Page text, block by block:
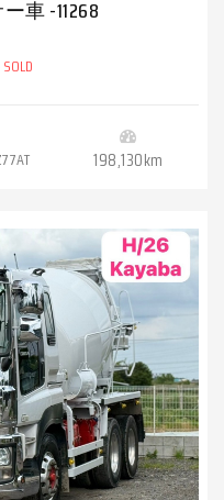
車 -11268
198,130km